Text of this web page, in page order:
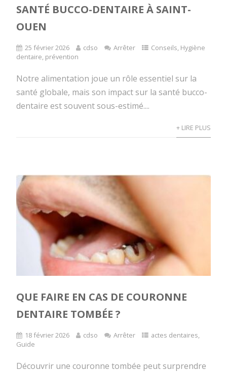
SANTÉ BUCCO-DENTAIRE À SAINT-
OUEN
25 février 2026 cdso Arrêter Conseils, Hygiène
dentaire, prévention
Notre alimentation joue un rôle essentiel sur la
santé globale, mais son impact sur la santé bucco-
dentaire est souvent sous-estimé....
+ LIRE PLUS
QUE FAIRE EN CAS DE COURONNE
DENTAIRE TOMBÉE ?
18 février 2026 cdso Arrêter actes dentaires,
Guide
Découvrir une couronne tombée peut surprendre